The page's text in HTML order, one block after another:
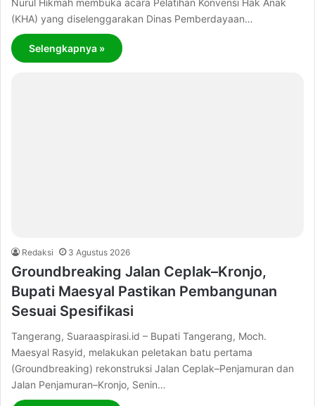
Nurul Hikmah membuka acara Pelatihan Konvensi Hak Anak
(KHA) yang diselenggarakan Dinas Pemberdayaan…
Selengkapnya »
Redaksi 3 Agustus 2026
Groundbreaking Jalan Ceplak–Kronjo,
Bupati Maesyal Pastikan Pembangunan
Sesuai Spesifikasi
Tangerang, Suaraaspirasi.id – Bupati Tangerang, Moch.
Maesyal Rasyid, melakukan peletakan batu pertama
(Groundbreaking) rekonstruksi Jalan Ceplak–Penjamuran dan
Jalan Penjamuran–Kronjo, Senin…